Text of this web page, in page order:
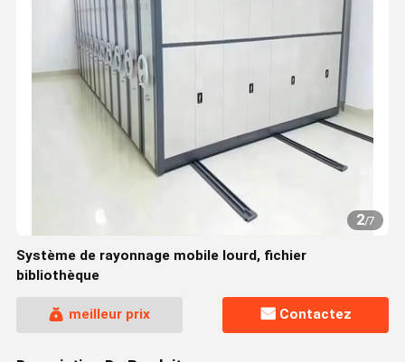
2/7
Système de rayonnage mobile lourd, fichier
bibliothèque
meilleur prix Contactez